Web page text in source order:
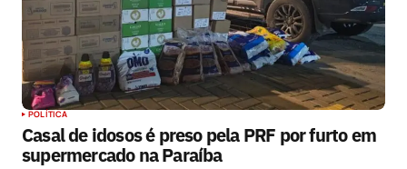
POLÍTICA
Casal de idosos é preso pela PRF por furto em
supermercado na Paraíba